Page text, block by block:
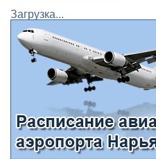
Загрузка...